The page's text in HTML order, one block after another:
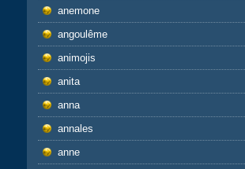
anemone
angoulême
animojis
anita
anna
annales
anne